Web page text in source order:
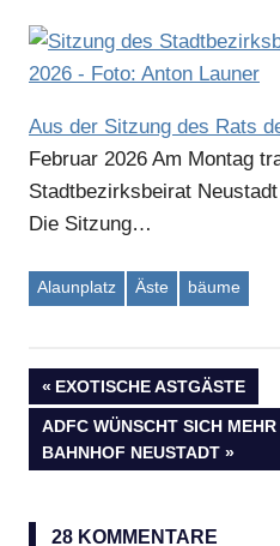
Aus der Sitzung des Rats
Februar 2026 Am Montag
Stadtbezirksbeirat
Die Sitzung…
Alaunplatz Äste bäume
VORHERIGER
BEITRAG:
EXOTISCHE ASTGÄSTE
NÄCHSTER
BEITRAG:
ADFC WÜNSCHT SICH
BAHNHOF NEUSTADT
28 KOMMENTARE